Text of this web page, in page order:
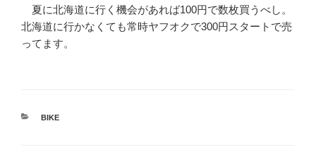
夏に北海道に行く機会があれば100円で数枚買うべし。
北海道に行かなくても常時ヤフオクで300円スタートで売
ってます。
カ
BIKE